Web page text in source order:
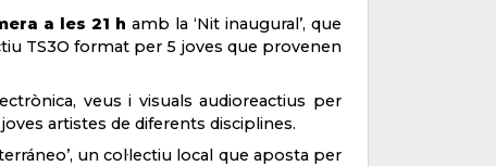
a les 21 h amb la ‘Nit inaugural’, que
TS3O format per 5 joves que provenen
veus i visuals audioreactius per
artistes de diferents disciplines.
un col·lectiu local que aposta per